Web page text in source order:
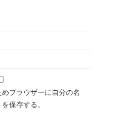
ブラウザーに自分の名
保存する。